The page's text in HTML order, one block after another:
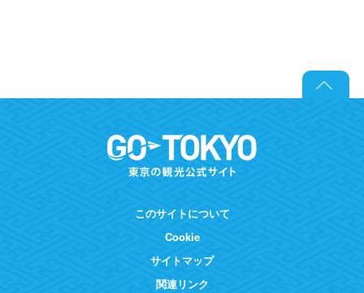
このサイトについて
Cookie
サイトマップ
関連リンク